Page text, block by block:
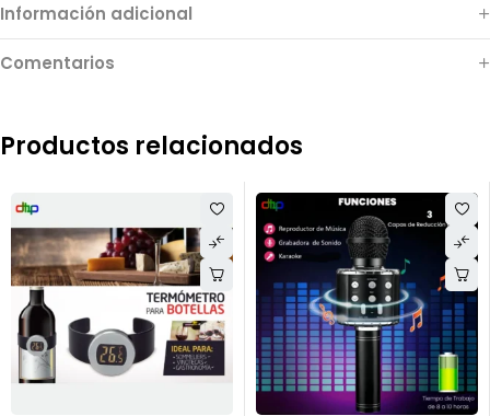
Información adicional
Comentarios
Productos relacionados